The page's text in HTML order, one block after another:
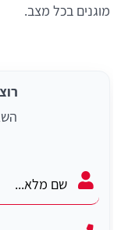
מוגנים בכל מצב.